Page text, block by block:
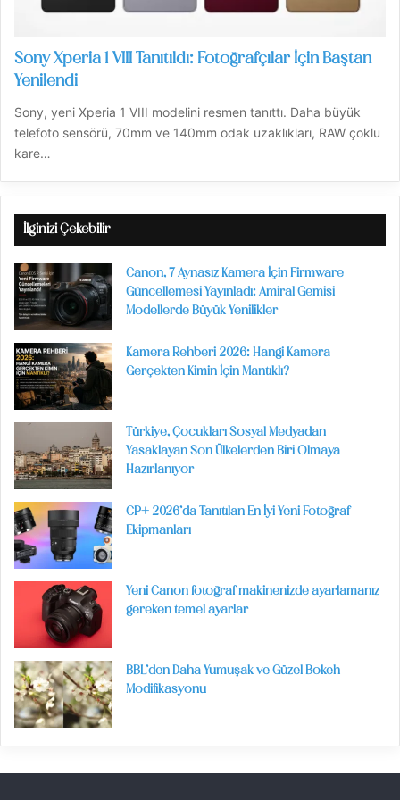
Sony Xperia 1 VIII Tanıtıldı: Fotoğrafçılar İçin Baştan
Yenilendi
Sony, yeni Xperia 1 VIII modelini resmen tanıttı. Daha büyük
telefoto sensörü, 70mm ve 140mm odak uzaklıkları, RAW çoklu
kare…
İlginizi Çekebilir
Canon, 7 Aynasız Kamera İçin Firmware
Güncellemesi Yayınladı: Amiral Gemisi
Modellerde Büyük Yenilikler
Kamera Rehberi 2026: Hangi Kamera
Gerçekten Kimin İçin Mantıklı?
Türkiye, Çocukları Sosyal Medyadan
Yasaklayan Son Ülkelerden Biri Olmaya
Hazırlanıyor
CP+ 2026’da Tanıtılan En İyi Yeni Fotoğraf
Ekipmanları
Yeni Canon fotoğraf makinenizde ayarlamanız
gereken temel ayarlar
BBL’den Daha Yumuşak ve Güzel Bokeh
Modifikasyonu